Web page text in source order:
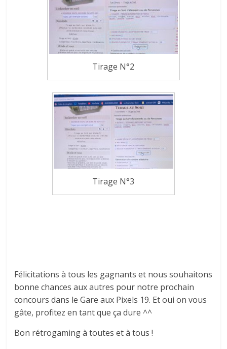
Tirage N°2
Tirage N°3
Félicitations à tous les gagnants et nous souhaitons
bonne chances aux autres pour notre prochain
concours dans le Gare aux Pixels 19. Et oui on vous
gâte, profitez en tant que ça dure ^^
Bon rétrogaming à toutes et à tous !